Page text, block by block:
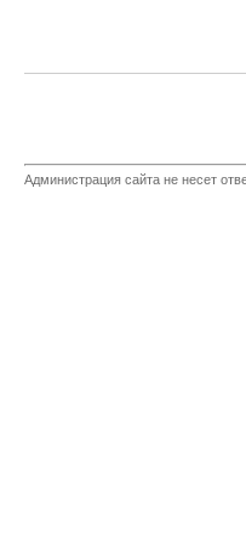
Администрация сайта не несет